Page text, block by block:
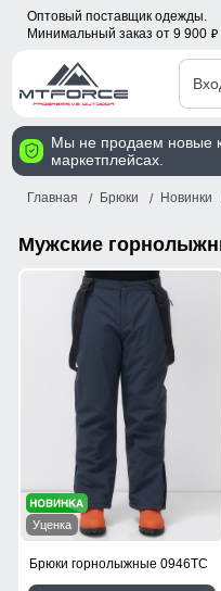
Оптовый поставщик одежды.
Минимальный заказ от 9 900 p
Мы не продаем новые
маркетплейсах.
Главная Брюки Новинки
Мужские
Уценка
Брюки горнолыжные 0946TC